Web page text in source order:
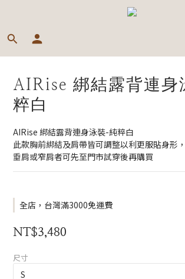
AIRise 綁結露背連
粹白
AIRise 綁結露背連身泳裝-純粹白
此款胸前綁結及肩帶皆可調整以利更服貼身形
垂肩或窄肩者可先至門市試穿後再購買
全店，台灣滿3000免運費
NT$3,480
尺寸